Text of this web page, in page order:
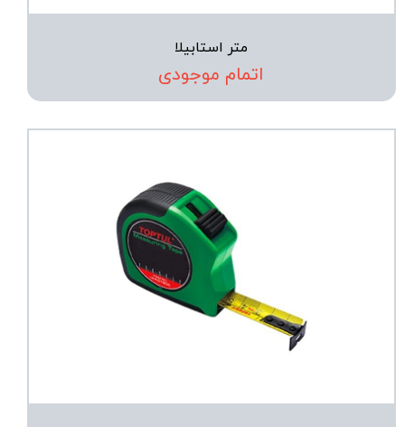
متر استابیلا
اتمام موجودی